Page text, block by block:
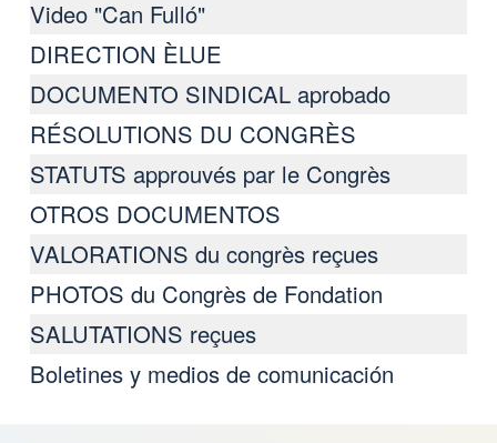
Video "Can Fulló"
DIRECTION ÈLUE
DOCUMENTO SINDICAL aprobado
RÉSOLUTIONS DU CONGRÈS
STATUTS approuvés par le Congrès
OTROS DOCUMENTOS
VALORATIONS du congrès reçues
PHOTOS du Congrès de Fondation
SALUTATIONS reçues
Boletines y medios de comunicación